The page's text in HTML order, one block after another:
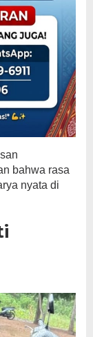
bahwa rasa
nyata di